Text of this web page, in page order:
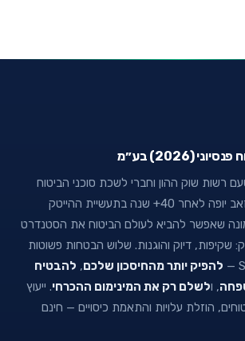
(2026) בע״מ
רשות שוק ההון וחברי לשכת סוכני הביטוח
בישראל. נוסדה ע״י זאב יופה לאחר 40+ שנה בתעשיית ההייטק
שאפשר להביא לעולם הביטוח את הסטנדרט
שקיפות, דיוק והוגנות. שלוש הבטחות פשוטות
להפיק יותר מהחיסכון שלכם, להבטיח
, ולשלם רק את המינימום ההכרחי. ייעוץ
הוזלת עלויות והתאמת כיסויים — חינם